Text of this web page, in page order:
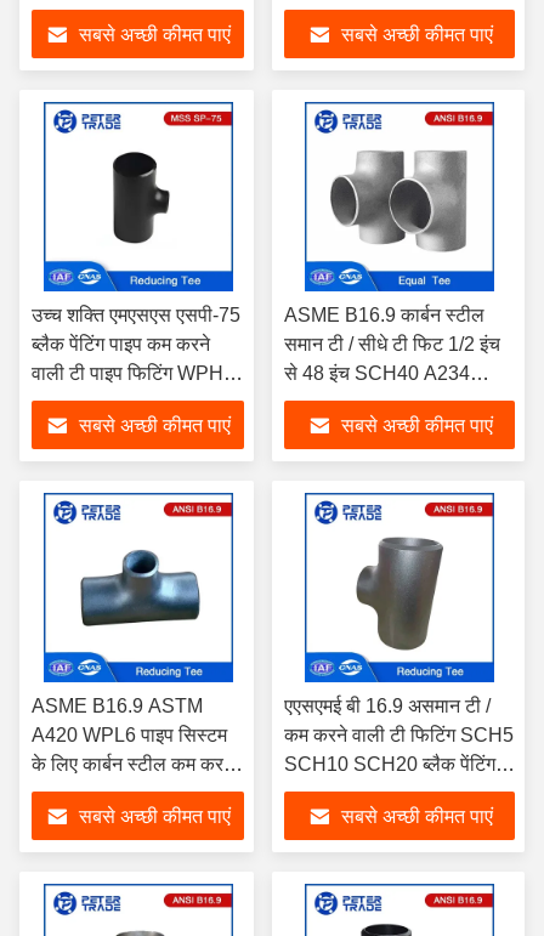
वेल्ड कम करने वाली टी
असमान टीसबसे अच्छी कीमत पाएं
48
सबसे अच्छी कीमत पाएं
उच्च शक्ति एमएसएस एसपी-75
ब्लैक पेंटिंग पाइप कम करने
वाली टी पाइप फिटिंग WPHY-
42 WPHY-46 WPHY-52
तेल और गैस पाइपलाइन के लिए
सबसे अच्छी कीमत पाएं
ASME B16.9 कार्बन स्टील
समान टी / सीधे टी फिट 1/2 इंच
से 48 इंच SCH40 A234
WPB
सबसे अच्छी कीमत पाएं
ASME B16.9 ASTM
A420 WPL6 पाइप सिस्टम
के लिए कार्बन स्टील कम करने
वाली टी पाइप फिटिंग
सबसे अच्छी कीमत पाएं
एएसएमई बी 16.9 असमान टी /
कम करने वाली टी फिटिंग SCH5
SCH10 SCH20 ब्लैक पेंटिंग
कार्बन स्टील कम करने वाली टी
पाइप फिटिंगसबसे अच्छी कीमत पाएं